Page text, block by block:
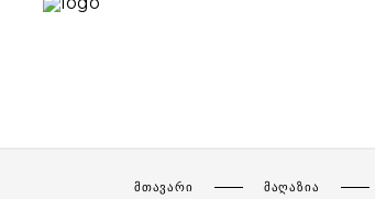
ᲛᲗᲐᲕᲐᲠᲘ ᲛᲐᲦᲐᲖᲘᲐ